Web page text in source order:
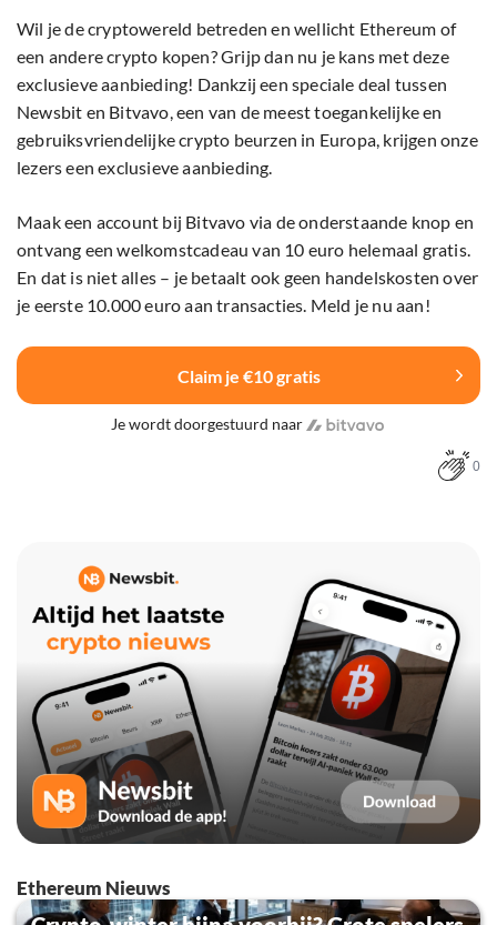
Wil je de cryptowereld betreden en wellicht Ethereum of
een andere crypto kopen? Grijp dan nu je kans met deze
exclusieve aanbieding! Dankzij een speciale deal tussen
Newsbit en Bitvavo, een van de meest toegankelijke en
gebruiksvriendelijke crypto beurzen in Europa, krijgen onze
lezers een exclusieve aanbieding.
Maak een account bij Bitvavo via de onderstaande knop en
ontvang een welkomstcadeau van 10 euro helemaal gratis.
En dat is niet alles – je betaalt ook geen handelskosten over
je eerste 10.000 euro aan transacties. Meld je nu aan!
Claim je €10 gratis
Je wordt doorgestuurd naar
0
Ethereum Nieuws